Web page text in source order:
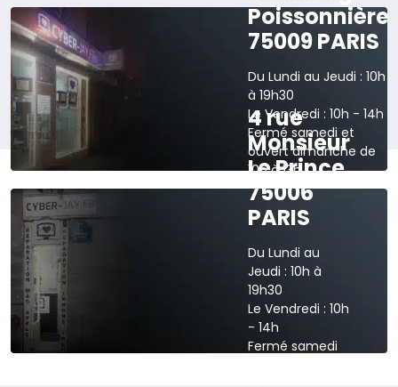
Poissonnière
75009 PARIS
Du Lundi au Jeudi : 10h
à 19h30
Le Vendredi : 10h - 14h
Fermé samedi et
ouvert dimanche de
10h à 13h
Voir sur la carte
4 rue
Monsieur
Le Prince
75006
PARIS
Du Lundi au
Jeudi : 10h à
19h30
Le Vendredi : 10h
- 14h
Fermé samedi